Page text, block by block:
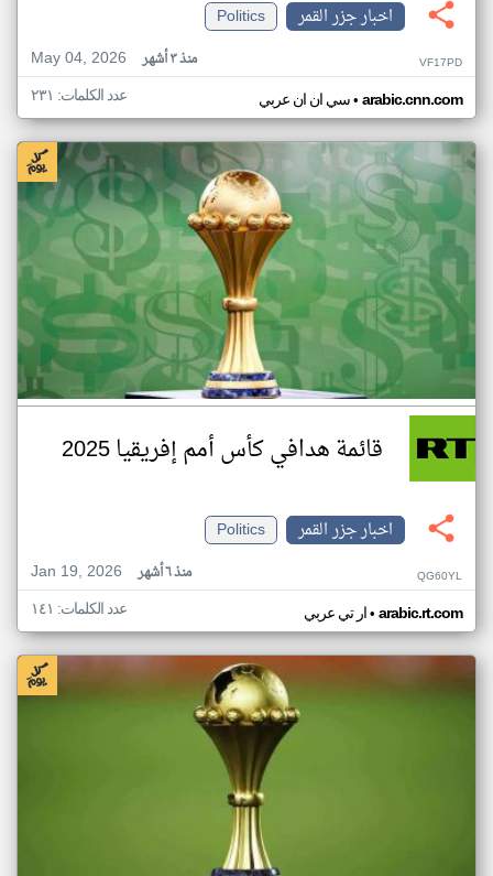
اخبار جزر القمر
Politics
May 04, 2026
منذ ٣ أشهر VF17PD
سي ان ان عربي• arabic.cnn.com عدد الكلمات: ٢٣١
قائمة هدافي كأس أمم إفريقيا 2025
اخبار جزر القمر
Politics
Jan 19, 2026
منذ ٦ أشهر QG60YL
ار تي عربي• arabic.rt.com عدد الكلمات: ١٤١